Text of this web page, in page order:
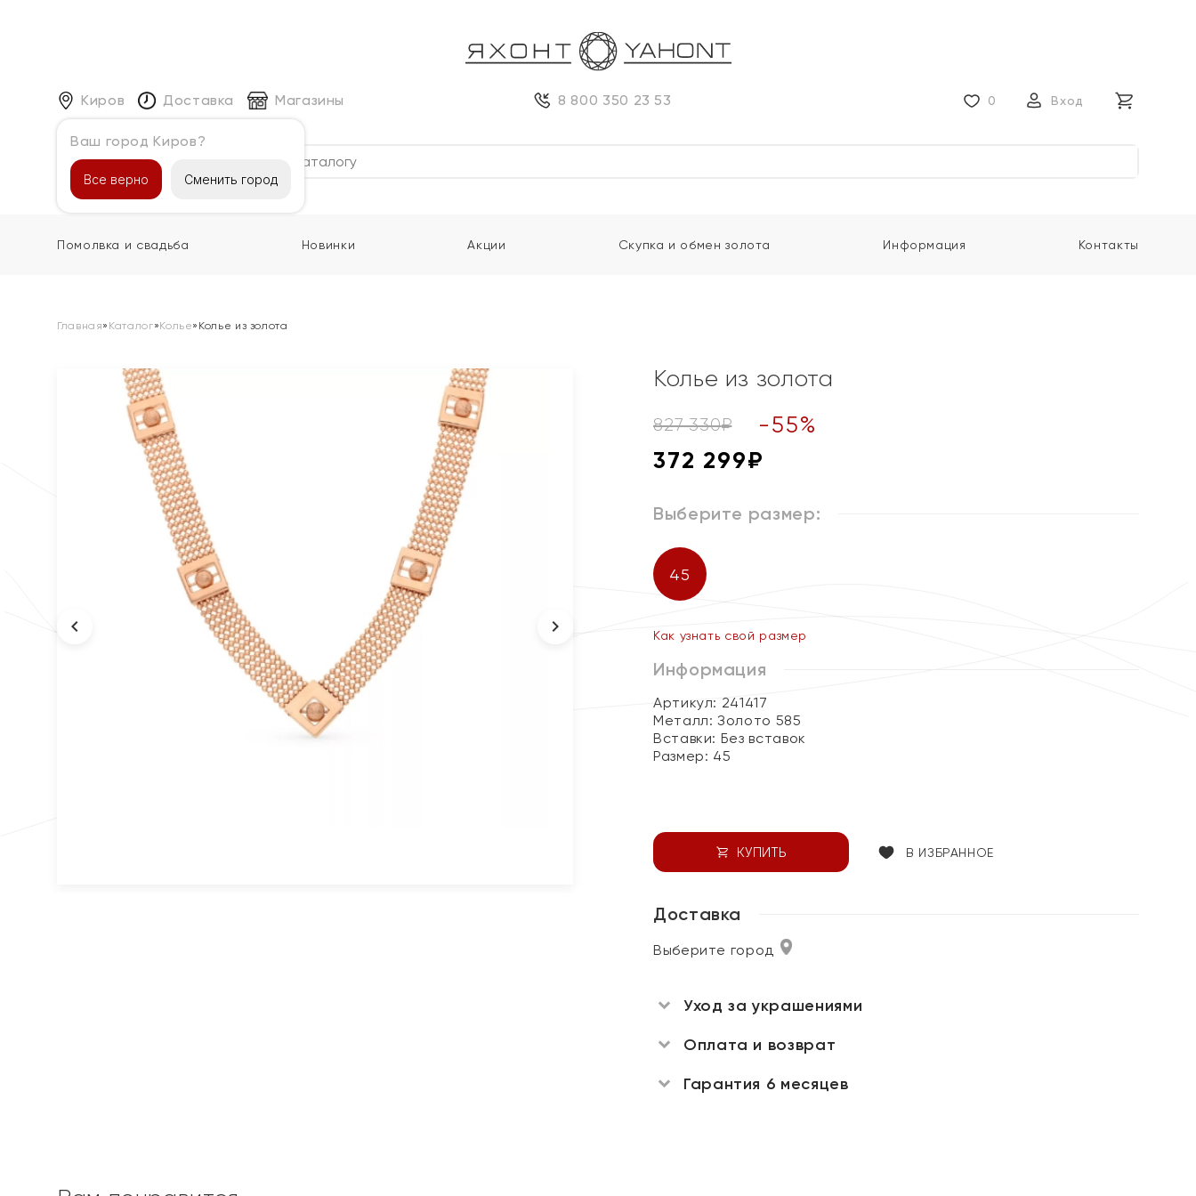
Киров
Ваш город Киров?
Все верно Сменить город
Доставка Магазины 8 800 350 23 53 0 Вход
Каталог
Помолвка и свадьба Новинки Акции Скупка и обмен золота Информация Контакты
Главная» Каталог»Колье» Колье из золота
Колье из золота
827 330₽ -55%
372 299₽
Выберите размер:
45
Как узнать свой размер
Информация
Артикул: 241417
Металл:Золото 585
Вставки: Без вставок
Размер: 45
КУПИТЬ В ИЗБРАННОЕ
Доставка
Выберите город
Уход за украшениями
Оплата и возврат
Гарантия 6 месяцев